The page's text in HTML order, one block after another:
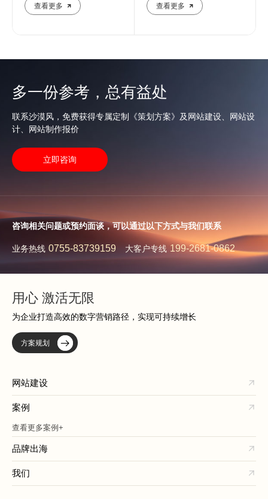
查看更多 查看更多
多一份参考，总有益处
联系沙漠风，免费获得专属定制《策划方案》及网站建设、网站设
计、网站制作报价
立即咨询
咨询相关问题或预约面谈，可以通过以下方式与我们联系
业务热线 0755-83739159 大客户专线 199-2681-0862
用心 激活无限
为企业打造高效的数字营销路径，实现可持续增长
方案规划
网站建设
案例
查看更多案例+
品牌出海
我们